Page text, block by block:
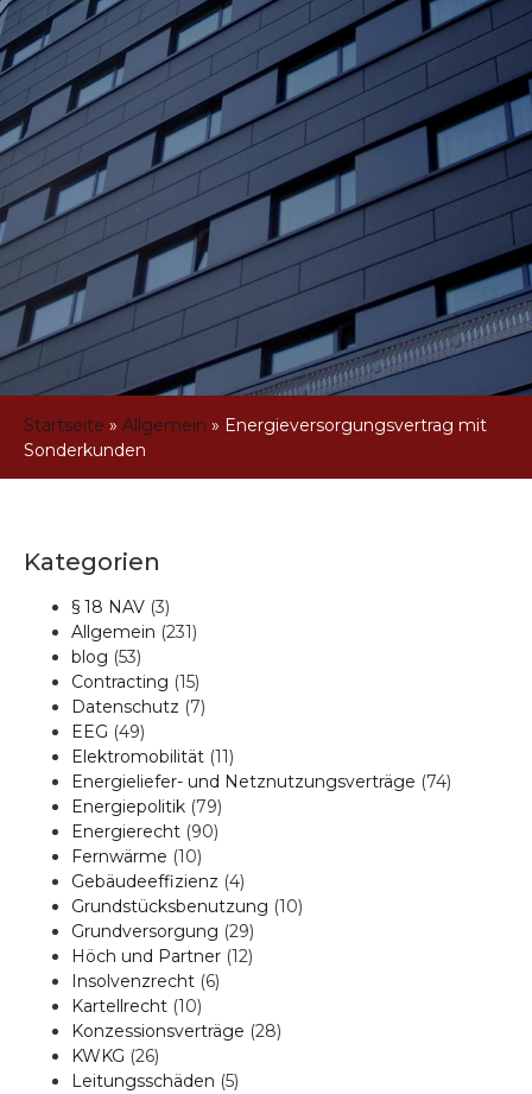
Startseite » Allgemein » Energieversorgungsvertrag mit
Sonderkunden
Kategorien
§ 18 NAV (3)
Allgemein (231)
blog (53)
Contracting (15)
Datenschutz (7)
EEG (49)
Elektromobilität (11)
Energieliefer- und Netznutzungsverträge (74)
Energiepolitik (79)
Energierecht (90)
Fernwärme (10)
Gebäudeeffizienz (4)
Grundstücksbenutzung (10)
Grundversorgung (29)
Höch und Partner (12)
Insolvenzrecht (6)
Kartellrecht (10)
Konzessionsverträge (28)
KWKG (26)
Leitungsschäden (5)